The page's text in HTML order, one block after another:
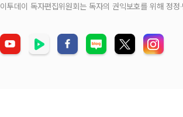
이투데이 독자편집위원회는 독자의 권익보호를 위해 정